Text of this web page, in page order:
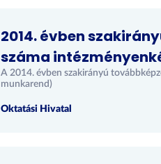
2014. évben
száma
A 2014. évben szakirányú
munkarend)
Oktatási Hivatal